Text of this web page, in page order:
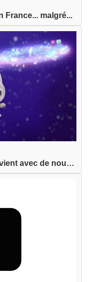
France... malgré...
Gabby et la Maison Magique revient avec de nouve...